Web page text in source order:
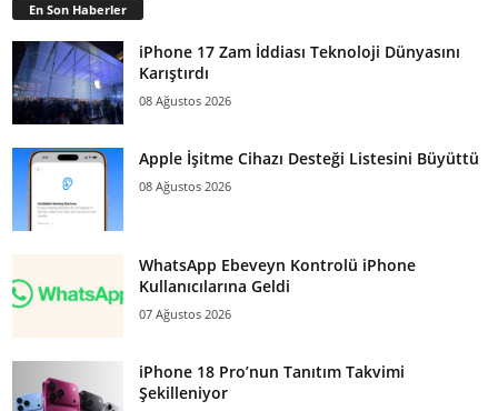
En Son Haberler
iPhone 17 Zam İddiası Teknoloji Dünyasını
Karıştırdı
08 Ağustos 2026
Apple İşitme Cihazı Desteği Listesini Büyüttü
08 Ağustos 2026
WhatsApp Ebeveyn Kontrolü iPhone
Kullanıcılarına Geldi
07 Ağustos 2026
iPhone 18 Pro’nun Tanıtım Takvimi
Şekilleniyor